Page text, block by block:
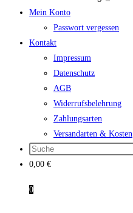
Mein Konto
Passwort vergessen
Kontakt
Impressum
Datenschutz
AGB
Widerrufsbelehrung
Zahlungsarten
Versandarten & Kosten
0,00 €
0